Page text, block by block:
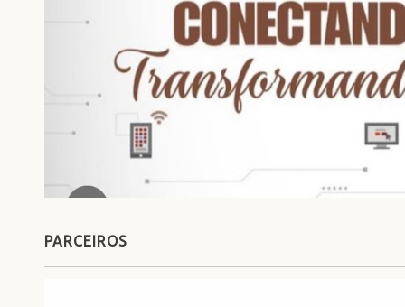
PARCEIROS